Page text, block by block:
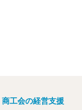
商工会の経営支援